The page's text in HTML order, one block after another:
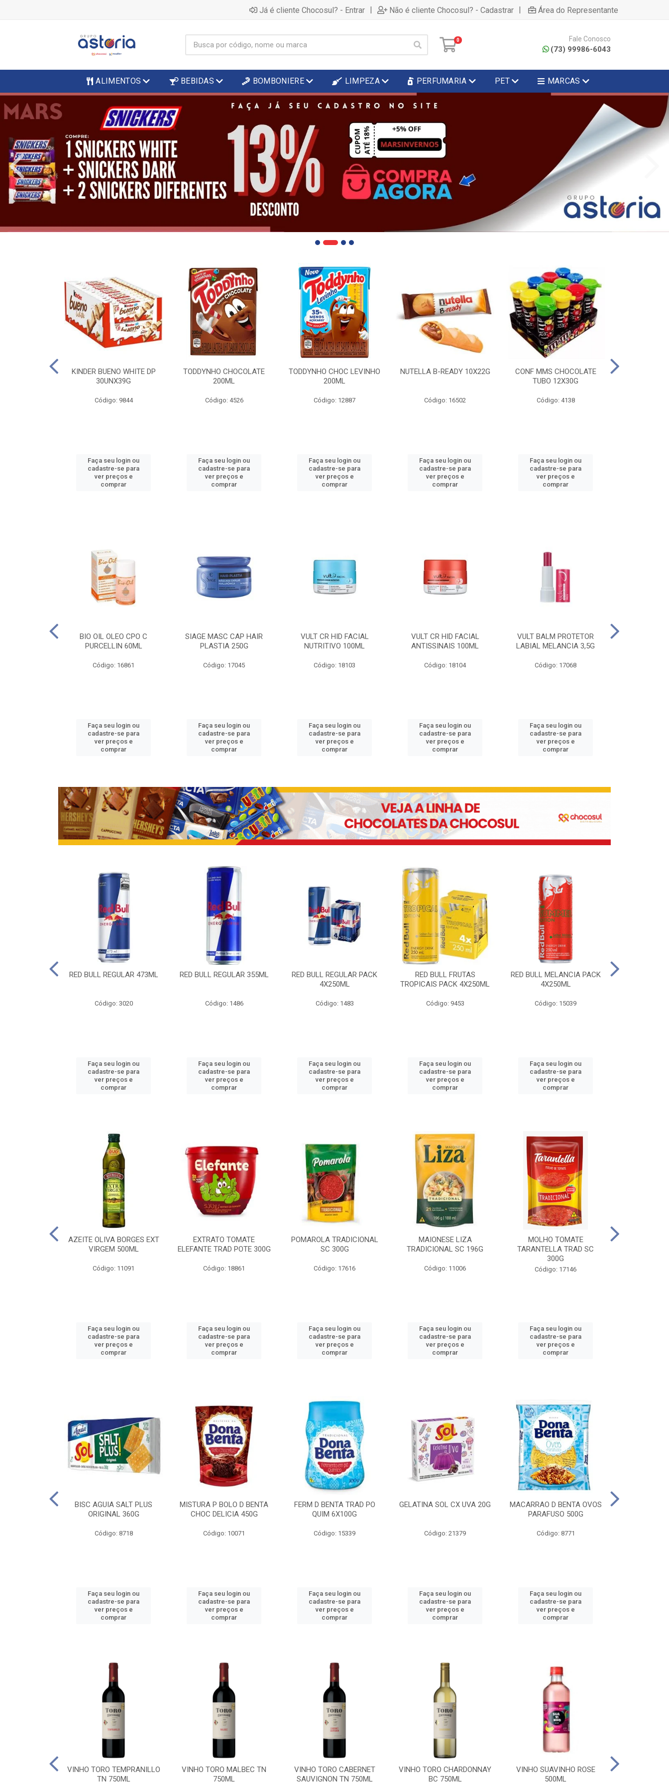
Já é cliente Chocosul? - Entrar | Não é cliente Chocosul? - Cadastrar | Área do Representante
0 Fale Conosco
(73) 99986-6043
ALIMENTOS BEBIDAS BOMBONIERE LIMPEZA PERFUMARIA PET MARCAS
KINDER BUENO WHITE DP
30UNX39G
Código: 9844
Faça seu login ou
cadastre-se para
ver preços e
comprar
TODDYNHO CHOCOLATE
200ML
Código: 4526
Faça seu login ou
cadastre-se para
ver preços e
comprar
TODDYNHO CHOC LEVINHO
200ML
Código: 12887
Faça seu login ou
cadastre-se para
ver preços e
comprar
NUTELLA B-READY 10X22G
Código: 16502
Faça seu login ou
cadastre-se para
ver preços e
comprar
CONF MMS CHOCOLATE
TUBO 12X30G
Código: 4138
Faça seu login ou
cadastre-se para
ver preços e
comprar
BIO OIL OLEO CPO C
PURCELLIN 60ML
Código: 16861
Faça seu login ou
cadastre-se para
ver preços e
comprar
SIAGE MASC CAP HAIR
PLASTIA 250G
Código: 17045
Faça seu login ou
cadastre-se para
ver preços e
comprar
VULT CR HID FACIAL
NUTRITIVO 100ML
Código: 18103
Faça seu login ou
cadastre-se para
ver preços e
comprar
VULT CR HID FACIAL
ANTISSINAIS 100ML
Código: 18104
Faça seu login ou
cadastre-se para
ver preços e
comprar
VULT BALM PROTETOR
LABIAL MELANCIA 3,5G
Código: 17068
Faça seu login ou
cadastre-se para
ver preços e
comprar
RED BULL REGULAR 473ML
Código: 3020
Faça seu login ou
cadastre-se para
ver preços e
comprar
RED BULL REGULAR 355ML
Código: 1486
Faça seu login ou
cadastre-se para
ver preços e
comprar
RED BULL REGULAR PACK
4X250ML
Código: 1483
Faça seu login ou
cadastre-se para
ver preços e
comprar
RED BULL FRUTAS
TROPICAIS PACK 4X250ML
Código: 9453
Faça seu login ou
cadastre-se para
ver preços e
comprar
RED BULL MELANCIA PACK
4X250ML
Código: 15039
Faça seu login ou
cadastre-se para
ver preços e
comprar
AZEITE OLIVA BORGES EXT
VIRGEM 500ML
Código: 11091
Faça seu login ou
cadastre-se para
ver preços e
comprar
EXTRATO TOMATE
ELEFANTE TRAD POTE 300G
Código: 18861
Faça seu login ou
cadastre-se para
ver preços e
comprar
POMAROLA TRADICIONAL
SC 300G
Código: 17616
Faça seu login ou
cadastre-se para
ver preços e
comprar
MAIONESE LIZA
TRADICIONAL SC 196G
Código: 11006
Faça seu login ou
cadastre-se para
ver preços e
comprar
MOLHO TOMATE
TARANTELLA TRAD SC
300G
Código: 17146
Faça seu login ou
cadastre-se para
ver preços e
comprar
BISC AGUIA SALT PLUS
ORIGINAL 360G
Código: 8718
Faça seu login ou
cadastre-se para
ver preços e
comprar
MISTURA P BOLO D BENTA
CHOC DELICIA 450G
Código: 10071
Faça seu login ou
cadastre-se para
ver preços e
comprar
FERM D BENTA TRAD PO
QUIM 6X100G
Código: 15339
Faça seu login ou
cadastre-se para
ver preços e
comprar
GELATINA SOL CX UVA 20G
Código: 21379
Faça seu login ou
cadastre-se para
ver preços e
comprar
MACARRAO D BENTA OVOS
PARAFUSO 500G
Código: 8771
Faça seu login ou
cadastre-se para
ver preços e
comprar
VINHO TORO TEMPRANILLO
TN 750ML
VINHO TORO MALBEC TN
750ML
VINHO TORO CABERNET
SAUVIGNON TN 750ML
VINHO TORO CHARDONNAY
BC 750ML
VINHO SUAVINHO ROSE
500ML